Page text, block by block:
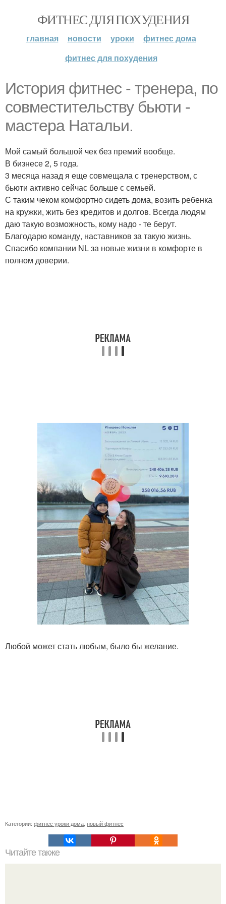
ФИТНЕС ДЛЯ ПОХУДЕНИЯ
главная новости уроки
фитнес дома
фитнес для похудения
История фитнес - тренера, по
совместительству бьюти -
мастера Натальи.
Мой самый большой чек без премий вообще.
В бизнесе 2, 5 года.
3 месяца назад я еще совмещала с тренерством, с
бьюти активно сейчас больше с семьей.
С таким чеком комфортно сидеть дома, возить ребенка
на кружки, жить без кредитов и долгов. Всегда людям
даю такую возможность, кому надо - те берут.
Благодарю команду, наставников за такую жизнь.
Спасибо компании NL за новые жизни в комфорте в
полном доверии.
Любой может стать любым, было бы желание.
Категории: фитнес уроки дома новый фитнес
Читайте также